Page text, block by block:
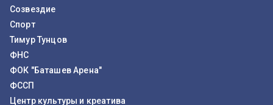
Созвездие
Спорт
Тимур Тунцов
ФНС
ФОК "Баташев Арена"
ФССП
Центр культуры и креатива